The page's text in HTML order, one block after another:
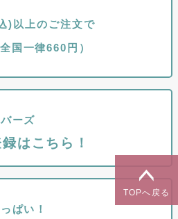
TOPへ戻る
)以上のご注文で
全国一律660円）
ーズ
はこちら！
ぱい！